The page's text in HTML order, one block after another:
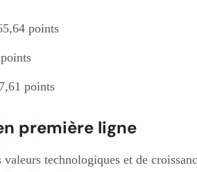
points
points
première ligne
technologiques et de